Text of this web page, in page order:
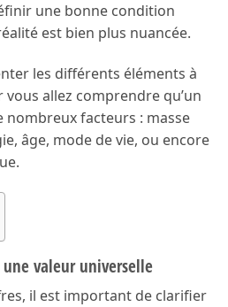
une bonne condition
est bien plus nuancée.
les différents éléments à
allez comprendre qu’un
nombreux facteurs : masse
âge, mode de vie, ou encore
une valeur universelle
il est important de clarifier